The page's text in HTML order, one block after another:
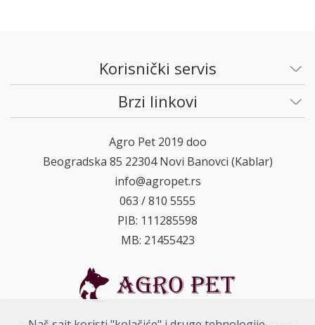
Korisnički servis
Brzi linkovi
Agro Pet 2019 doo
Beogradska 85 22304 Novi Banovci (Kablar)
info@agropet.rs
063 / 810 5555
PIB: 111285598
MB: 21455423